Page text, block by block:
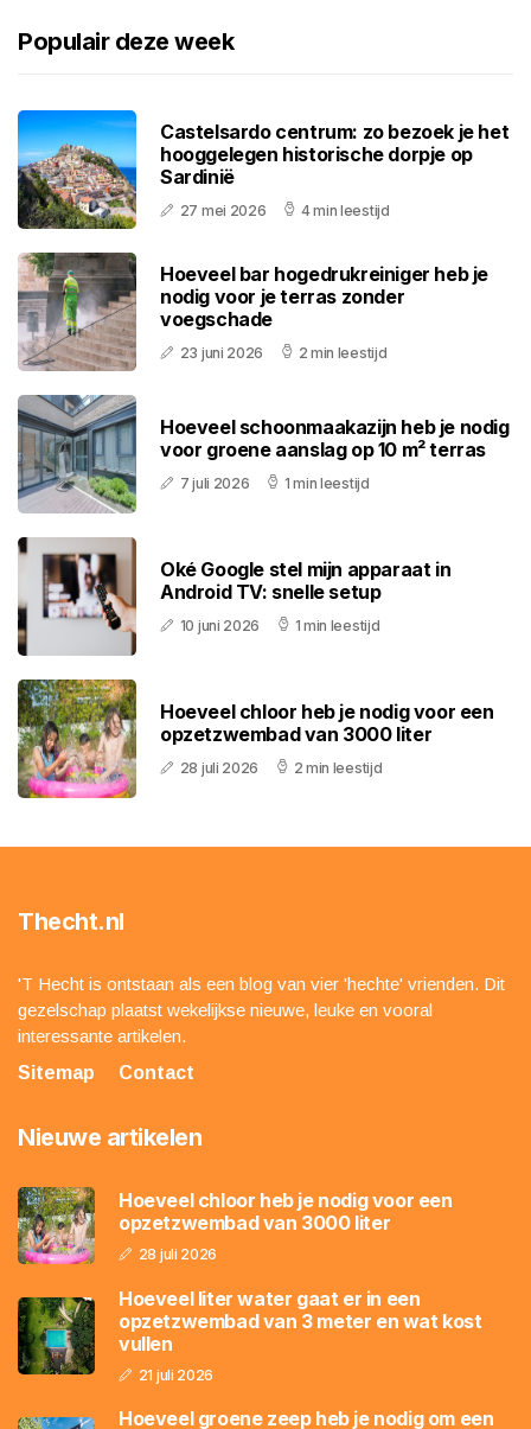
Populair deze week
Castelsardo centrum: zo bezoek je het
hooggelegen historische dorpje op
Sardinië
27 mei 2026 4 min leestijd
Hoeveel bar hogedrukreiniger heb je
nodig voor je terras zonder
voegschade
23 juni 2026 2 min leestijd
Hoeveel schoonmaakazijn heb je nodig
voor groene aanslag op 10 m² terras
7 juli 2026 1 min leestijd
Oké Google stel mijn apparaat in
Android TV: snelle setup
10 juni 2026 1 min leestijd
Hoeveel chloor heb je nodig voor een
opzetzwembad van 3000 liter
28 juli 2026 2 min leestijd
Thecht.nl
'T Hecht is ontstaan als een blog van vier 'hechte' vrienden. Dit
gezelschap plaatst wekelijkse nieuwe, leuke en vooral
interessante artikelen.
Sitemap
Contact
Nieuwe artikelen
Hoeveel chloor heb je nodig voor een
opzetzwembad van 3000 liter
28 juli 2026
Hoeveel liter water gaat er in een
opzetzwembad van 3 meter en wat kost
vullen
21 juli 2026
Hoeveel groene zeep heb je nodig om een